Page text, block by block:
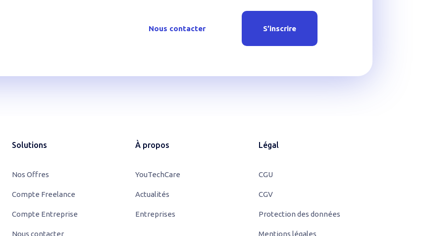
Nous contacter S’inscrire
Solutions
Nos Offres
Compte Freelance
Compte Entreprise
Nous contacter
À propos
YouTechCare
Actualités
Entreprises
Légal
CGU
CGV
Protection des données
Mentions légales